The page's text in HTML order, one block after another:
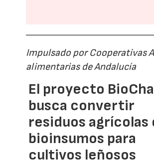
Impulsado por Cooperativas
alimentarias de Andalucía
El proyecto
busca convertir
residuos agrícolas
bioinsumos para
cultivos leñosos